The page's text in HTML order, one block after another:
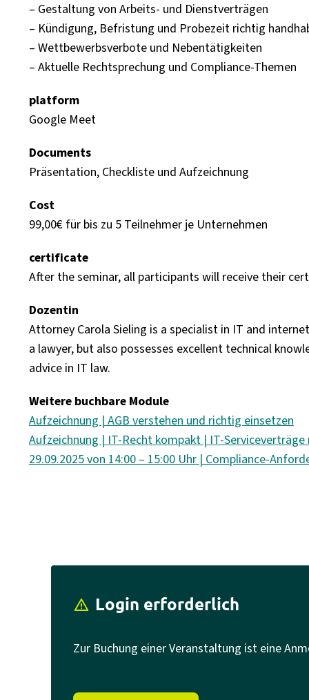
– Gestaltung von Arbeits- und Dienstverträgen
– Kündigung, Befristung und Probezeit richtig
– Wettbewerbsverbote und Nebentätigkeiten
– Aktuelle Rechtsprechung und Compliance-Themen
platform
Google Meet
Documents
Präsentation, Checkliste und Aufzeichnung
Cost
99,00€ für bis zu 5 Teilnehmer je Unternehmen
certificate
After the seminar, all participants will receive their
Dozentin
Attorney Carola Sieling is a specialist in IT and
a lawyer, but also possesses excellent technical
advice in IT law.
Weitere buchbare Module
Aufzeichnung | AGB verstehen und richtig einsetzen
Aufzeichnung | IT-Recht kompakt | IT-
29.09.2025 von 14:00 – 15:00 Uhr | Compliance-
report_problem Login erforderlich
Zur Buchung einer Veranstaltung ist eine